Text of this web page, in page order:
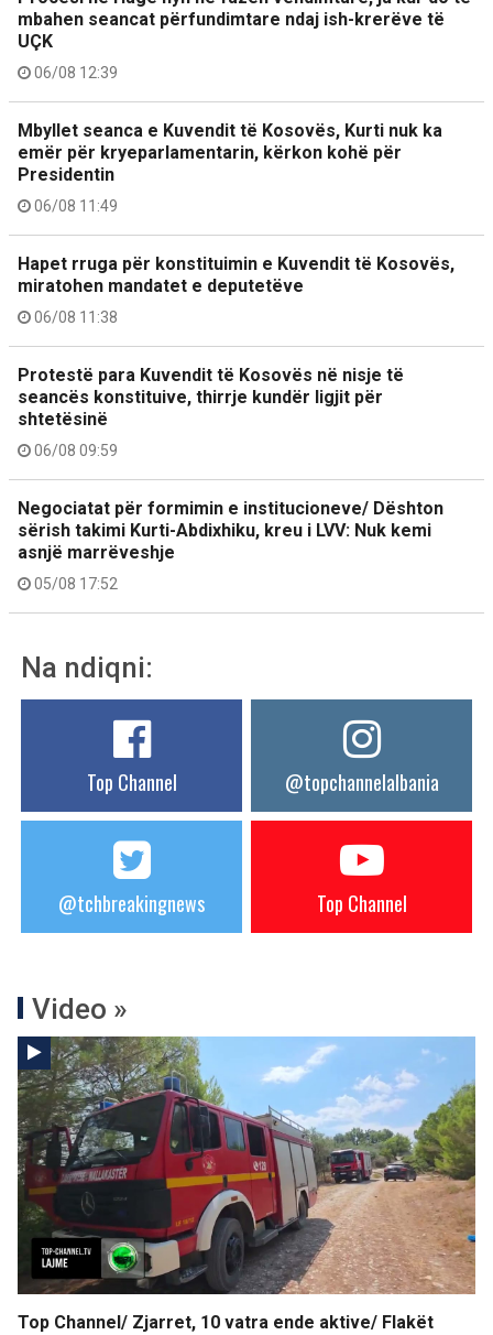
mbahen seancat përfundimtare ndaj ish-krerëve të
UÇK
06/08 12:39
Mbyllet seanca e Kuvendit të Kosovës, Kurti nuk ka
emër për kryeparlamentarin, kërkon kohë për
Presidentin
06/08 11:49
Hapet rruga për konstituimin e Kuvendit të Kosovës,
miratohen mandatet e deputetëve
06/08 11:38
Protestë para Kuvendit të Kosovës në nisje të
seancës konstituive, thirrje kundër ligjit për
shtetësinë
06/08 09:59
Negociatat për formimin e institucioneve/ Dështon
sërish takimi Kurti-Abdixhiku, kreu i LVV: Nuk kemi
asnjë marrëveshje
05/08 17:52
Na ndiqni:
Top Channel @topchannelalbania
@tchbreakingnews Top Channel
Video »
Top Channel/ Zjarret, 10 vatra ende aktive/ Flakët